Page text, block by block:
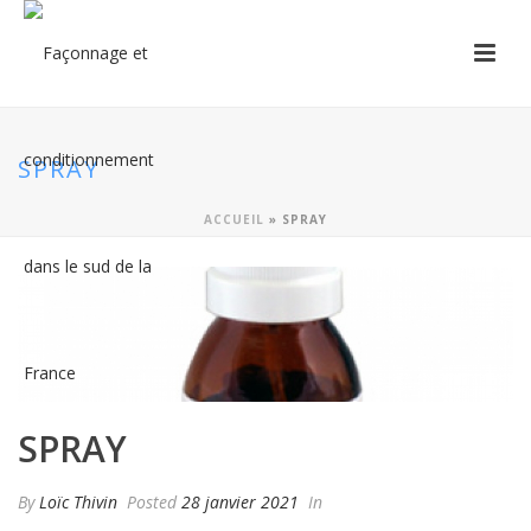
SPRAY
ACCUEIL » SPRAY
SPRAY
By Loïc Thivin Posted 28 janvier 2021 In